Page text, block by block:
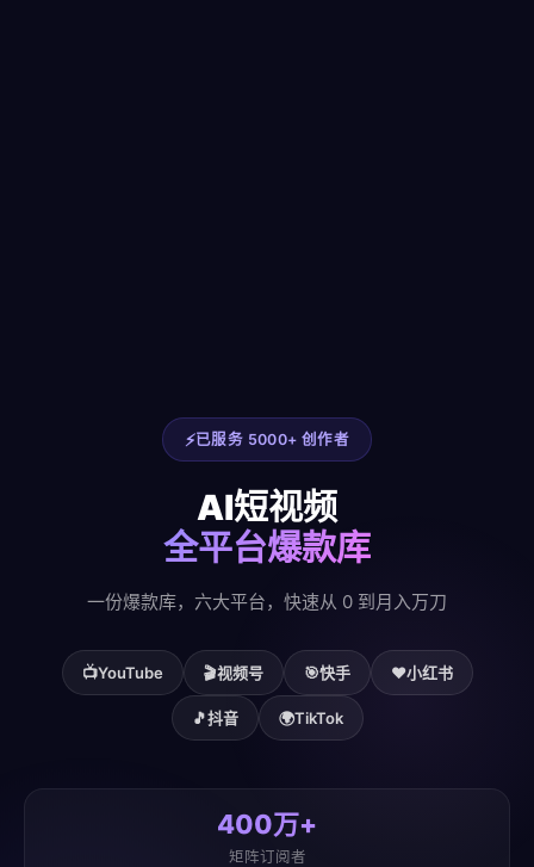
已服务 5000+ 创作者
AI短视频
全平台爆款库
一份爆款库，六大平台，快速从 0 到月入万刀
📺YouTube 🎬视频号 🎯快手 ❤️小红书
🎵抖音 🌍TikTok
400万+
矩阵订阅者